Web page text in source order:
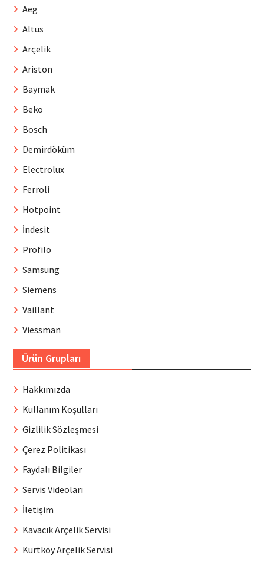
Aeg
Altus
Arçelik
Ariston
Baymak
Beko
Bosch
Demirdöküm
Electrolux
Ferroli
Hotpoint
İndesit
Profilo
Samsung
Siemens
Vaillant
Viessman
Ürün Grupları
Hakkımızda
Kullanım Koşulları
Gizlilik Sözleşmesi
Çerez Politikası
Faydalı Bilgiler
Servis Videoları
İletişim
Kavacık Arçelik Servisi
Kurtköy Arçelik Servisi